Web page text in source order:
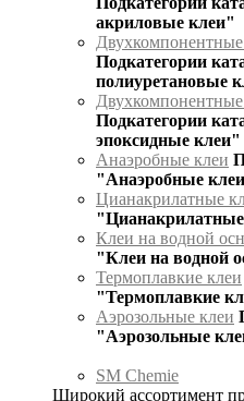
акриловые клеи"
Подкатегории
полиуретановые
Подкатегории
эпоксидные клеи"
Анаэробные клеи
"Анаэробные
Цианакрилатные
Клеи на водной
"Клеи на водной
Термоплавкие клеи
"Термоплавкие
Аэрозольные клеи
"Аэрозольные
SM Chemie
Широкий ассортимент